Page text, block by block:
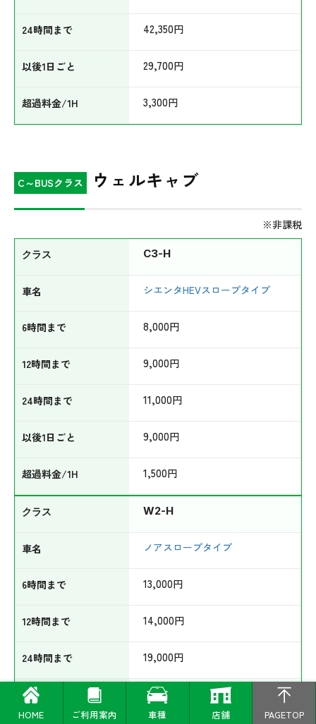
42,350円
29,700円
3,300円
C～BUSクラス ウェルキャブ
※非課税
C3-H
シエンタHEVスロープタイプ
8,000円
9,000円
11,000円
9,000円
1,500円
W2-H
ノアスロープタイプ
13,000円
14,000円
19,000円
14,000
HOME ご利用案内 車種 店舗 PAGETOP